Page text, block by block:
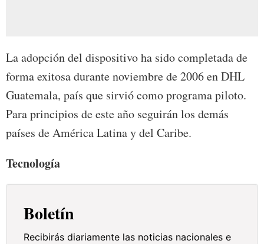
La adopción del dispositivo ha sido completada de
forma exitosa durante noviembre de 2006 en DHL
Guatemala, país que sirvió como programa piloto.
Para principios de este año seguirán los demás
países de América Latina y del Caribe.
Tecnología
Boletín
Recibirás diariamente las noticias nacionales e